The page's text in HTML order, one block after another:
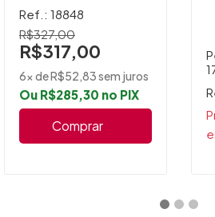
Ref.: 18848
R$327,00
R$317,00
6x de R$52,83 sem juros
Ou R$285,30 no PIX
Comprar